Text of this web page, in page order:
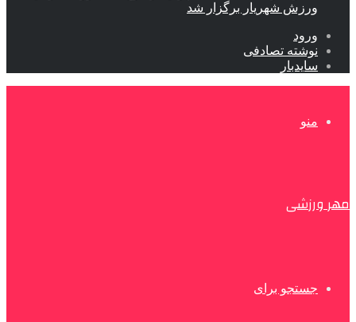
ورزش شهریار برگزار شد
ورود
نوشته تصادفی
سایدبار
منو
مهر ورزشی
جستجو برای